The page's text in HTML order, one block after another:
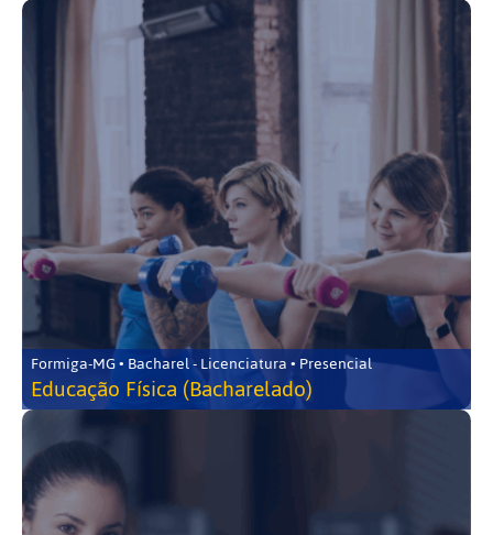
Formiga-MG • Bacharel - Licenciatura • Presencial
Educação Física (Bacharelado)